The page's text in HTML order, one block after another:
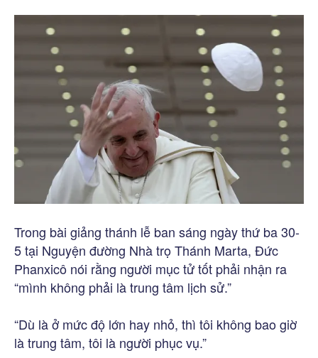
Trong bài giảng thánh lễ ban sáng ngày thứ ba 30-
5 tại Nguyện đường Nhà trọ Thánh Marta, Đức
Phanxicô nói rằng người mục tử tốt phải nhận ra
“mình không phải là trung tâm lịch sử.”
“Dù là ở mức độ lớn hay nhỏ, thì tôi không bao giờ
là trung tâm, tôi là người phục vụ.”